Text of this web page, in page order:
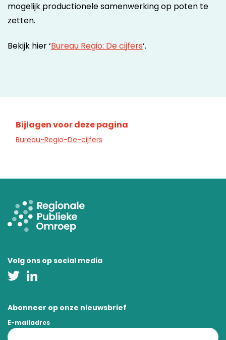
mogelijk productionele samenwerking op poten te
zetten.
Bekijk hier ‘Bureau Regio: De cijfers‘.
Bijlagen voor deze pagina
Bureau-Regio-De-cijfers
Volg ons op social media
Abonneer op onze nieuwsbrief
E-mailadres